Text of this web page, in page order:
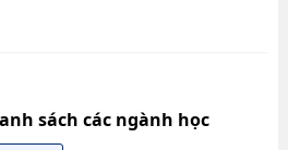
sách các ngành học